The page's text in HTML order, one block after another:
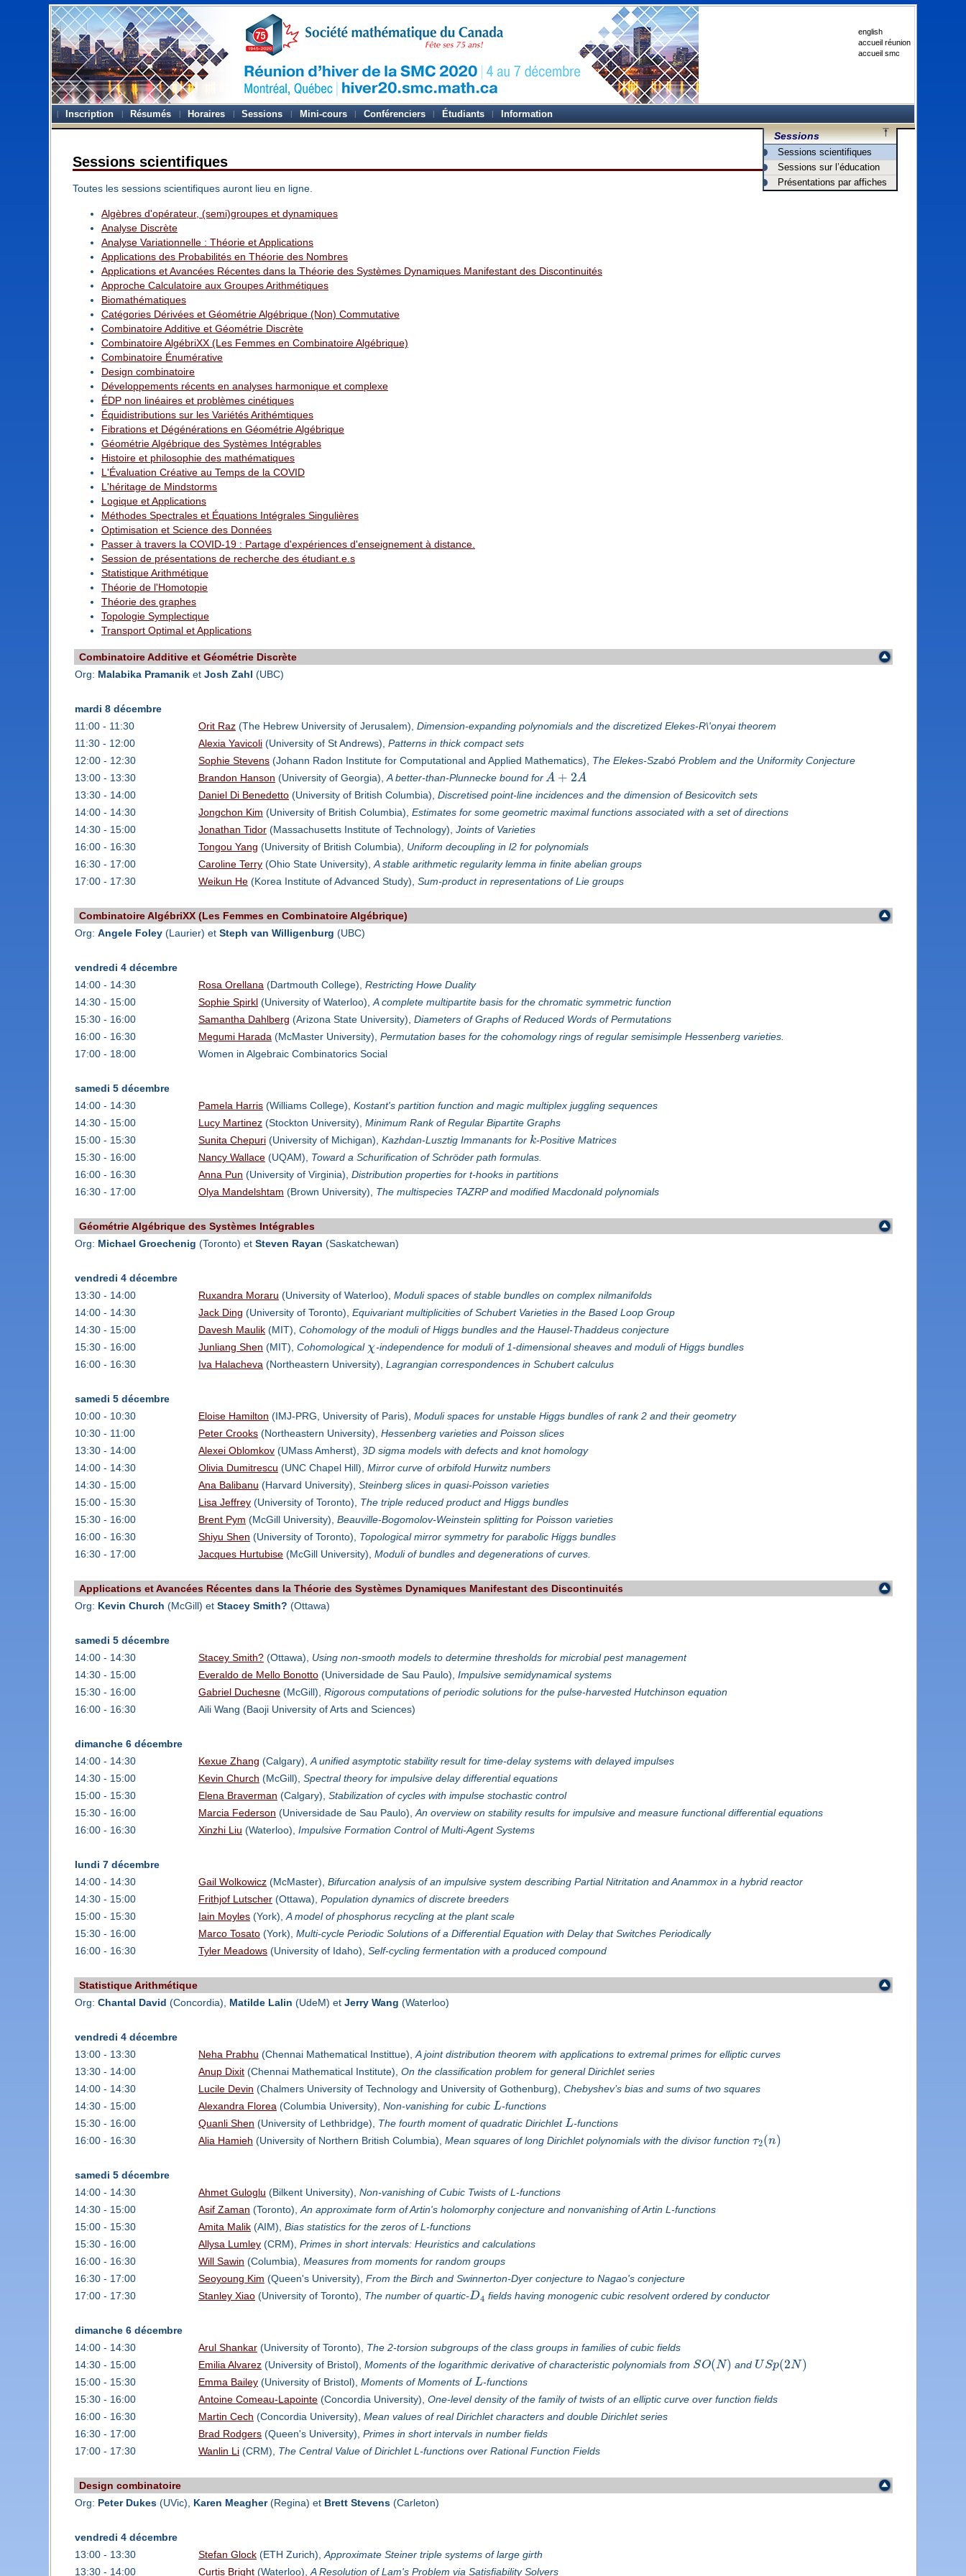
english
accueil réunion
accueil smc
Inscription Résumés Horaires Sessions Mini-cours Conférenciers Étudiants Information
Sessions
Sessions scientifiques
Sessions sur l’éducation
Présentations par affiches
Sessions scientifiques
Toutes les sessions scientifiques auront lieu en ligne.
Algèbres d'opérateur, (semi)groupes et dynamiques
Analyse Discrète
Analyse Variationnelle : Théorie et Applications
Applications des Probabilités en Théorie des Nombres
Applications et Avancées Récentes dans la Théorie des Systèmes Dynamiques Manifestant des Discontinuités
Approche Calculatoire aux Groupes Arithmétiques
Biomathématiques
Catégories Dérivées et Géométrie Algébrique (Non) Commutative
Combinatoire Additive et Géométrie Discrète
Combinatoire AlgébriXX (Les Femmes en Combinatoire Algébrique)
Combinatoire Énumérative
Design combinatoire
Développements récents en analyses harmonique et complexe
ÉDP non linéaires et problèmes cinétiques
Équidistributions sur les Variétés Arithémtiques
Fibrations et Dégénérations en Géométrie Algébrique
Géométrie Algébrique des Systèmes Intégrables
Histoire et philosophie des mathématiques
L'Évaluation Créative au Temps de la COVID
L'héritage de Mindstorms
Logique et Applications
Méthodes Spectrales et Équations Intégrales Singulières
Optimisation et Science des Données
Passer à travers la COVID-19 : Partage d'expériences d'enseignement à distance.
Session de présentations de recherche des étudiant.e.s
Statistique Arithmétique
Théorie de l'Homotopie
Théorie des graphes
Topologie Symplectique
Transport Optimal et Applications
Combinatoire Additive et Géométrie Discrète
Org: Malabika Pramaniket Josh Zahl (UBC)
mardi 8 décembre
11:00 - 11:30
Orit Raz(The Hebrew University of Jerusalem), Dimension-expanding polynomials and the discretized Elekes-R\'onyai theorem
11:30 - 12:00
Alexia Yavicoli(University of St Andrews), Patterns in thick compact sets
12:00 - 12:30
Sophie Stevens(Johann Radon Institute for Computational and Applied Mathematics), The Elekes-Szabó Problem and the Uniformity Conjecture
13:00 - 13:30
Brandon Hanson (University of Georgia),A better-than-Plunnecke bound forA + 2A
13:30 - 14:00 Daniel Di Benedetto(University of British Columbia), Discretised point-line incidences and the dimension of Besicovitch sets
14:00 - 14:30
Jongchon Kim (University of British Columbia), Estimates for some geometric maximal functions associated with a set of directions
14:30 - 15:00
Jonathan Tidor(Massachusetts Institute of Technology), Joints of Varieties
16:00 - 16:30
Tongou Yang (University of British Columbia), Uniform decoupling in l2 for polynomials
16:30 - 17:00
Caroline Terry(Ohio State University),A stable arithmetic regularity lemma in finite abelian groups
17:00 - 17:30
Weikun He(Korea Institute of Advanced Study), Sum-product in representations of Lie groups
Combinatoire AlgébriXX (Les Femmes en Combinatoire Algébrique)
Org: Angele Foley(Laurier) et Steph van Willigenburg (UBC)
vendredi 4 décembre
14:00 - 14:30
Rosa Orellana(Dartmouth College), Restricting Howe Duality
14:30 - 15:00
Sophie Spirkl(University of Waterloo),A complete multipartite basis for the chromatic symmetric function
15:30 - 16:00
Samantha Dahlberg (Arizona State University), Diameters of Graphs of Reduced Words of Permutations
16:00 - 16:30
Megumi Harada(McMaster University), Permutation bases for the cohomology rings of regular semisimple Hessenberg varieties.
17:00 - 18:00
Women in Algebraic Combinatorics Social
samedi 5 décembre
14:00 - 14:30
Pamela Harris(Williams College), Kostant's partition function and magic multiplex juggling sequences
14:30 - 15:00
Lucy Martinez(Stockton University), Minimum Rank of Regular Bipartite Graphs
15:00 - 15:30
Sunita Chepuri(University of Michigan), Kazhdan-Lusztig Immanants for k-Positive Matrices
15:30 - 16:00
Nancy Wallace(UQAM), Toward a Schurification of Schröder path formulas.
16:00 - 16:30
Anna Pun (University of Virginia), Distribution properties for t-hooks in partitions
16:30 - 17:00
Olya Mandelshtam (Brown University), The multispecies TAZRP and modified Macdonald polynomials
Géométrie Algébrique des Systèmes Intégrables
Org: Michael Groechenig (Toronto) et Steven Rayan (Saskatchewan)
vendredi 4 décembre
13:30 - 14:00
Ruxandra Moraru (University of Waterloo), Moduli spaces of stable bundles on complex nilmanifolds
14:00 - 14:30
Jack Ding (University of Toronto), Equivariant multiplicities of Schubert Varieties in the Based Loop Group
14:30 - 15:00
Davesh Maulik(MIT), Cohomology of the moduli of Higgs bundles and the Hausel-Thaddeus conjecture
15:30 - 16:00
Junliang Shen (MIT), Cohomological χ-independence for moduli of 1-dimensional sheaves and moduli of Higgs bundles
16:00 - 16:30
Iva Halacheva(Northeastern University), Lagrangian correspondences in Schubert calculus
samedi 5 décembre
10:00 - 10:30
Eloise Hamilton (IMJ-PRG, University of Paris), Moduli spaces for unstable Higgs bundles of rank 2 and their geometry
10:30 - 11:00
Peter Crooks(Northeastern University), Hessenberg varieties and Poisson slices
13:30 - 14:00
Alexei Oblomkov(UMass Amherst), 3D sigma models with defects and knot homology
14:00 - 14:30
Olivia Dumitrescu (UNC Chapel Hill), Mirror curve of orbifold Hurwitz numbers
14:30 - 15:00
Ana Balibanu (Harvard University), Steinberg slices in quasi-Poisson varieties
15:00 - 15:30
Lisa Jeffrey(University of Toronto), The triple reduced product and Higgs bundles
15:30 - 16:00
Brent Pym (McGill University), Beauville-Bogomolov-Weinstein splitting for Poisson varieties
16:00 - 16:30
Shiyu Shen (University of Toronto), Topological mirror symmetry for parabolic Higgs bundles
16:30 - 17:00
Jacques Hurtubise(McGill University), Moduli of bundles and degenerations of curves.
Applications et Avancées Récentes dans la Théorie des Systèmes Dynamiques Manifestant des Discontinuités
Org: Kevin Church (McGill) et Stacey Smith? (Ottawa)
samedi 5 décembre
14:00 - 14:30
Stacey Smith?(Ottawa), Using non-smooth models to determine thresholds for microbial pest management
14:30 - 15:00
Everaldo de Mello Bonotto(Universidade de Sau Paulo), Impulsive semidynamical systems
15:30 - 16:00
Gabriel Duchesne(McGill), Rigorous computations of periodic solutions for the pulse-harvested Hutchinson equation
16:00 - 16:30
Aili Wang (Baoji University of Arts and Sciences)
dimanche 6 décembre
14:00 - 14:30
Kexue Zhang (Calgary),A unified asymptotic stability result for time-delay systems with delayed impulses
14:30 - 15:00
Kevin Church (McGill), Spectral theory for impulsive delay differential equations
15:00 - 15:30
Elena Braverman (Calgary), Stabilization of cycles with impulse stochastic control
15:30 - 16:00
Marcia Federson (Universidade de Sau Paulo),An overview on stability results for impulsive and measure functional differential equations
16:00 - 16:30
Xinzhi Liu (Waterloo), Impulsive Formation Control of Multi-Agent Systems
lundi 7 décembre
14:00 - 14:30
Gail Wolkowicz(McMaster), Bifurcation analysis of an impulsive system describing Partial Nitritation and Anammox in a hybrid reactor
14:30 - 15:00
Frithjof Lutscher(Ottawa), Population dynamics of discrete breeders
15:00 - 15:30
Iain Moyles(York),A model of phosphorus recycling at the plant scale
15:30 - 16:00
Marco Tosato(York), Multi-cycle Periodic Solutions of a Differential Equation with Delay that Switches Periodically
16:00 - 16:30
Tyler Meadows(University of Idaho), Self-cycling fermentation with a produced compound
Statistique Arithmétique
Org: Chantal David (Concordia), Matilde Lalin (UdeM) et Jerry Wang (Waterloo)
vendredi 4 décembre
13:00 - 13:30
Neha Prabhu (Chennai Mathematical Instittue),A joint distribution theorem with applications to extremal primes for elliptic curves
13:30 - 14:00
Anup Dixit(Chennai Mathematical Institute), On the classification problem for general Dirichlet series
14:00 - 14:30
Lucile Devin (Chalmers University of Technology and University of Gothenburg), Chebyshev’s bias and sums of two squares
14:30 - 15:00
Alexandra Florea(Columbia University), Non-vanishing for cubic L-functions
15:30 - 16:00
Quanli Shen (University of Lethbridge), The fourth moment of quadratic DirichletL-functions
16:00 - 16:30
Alia Hamieh (University of Northern British Columbia), Mean squares of long Dirichlet polynomials with the divisor function τ2(n)
samedi 5 décembre
14:00 - 14:30
Ahmet Guloglu (Bilkent University), Non-vanishing of Cubic Twists of L-functions
14:30 - 15:00
Asif Zaman (Toronto),An approximate form of Artin's holomorphy conjecture and nonvanishing of Artin L-functions
15:00 - 15:30
Amita Malik(AIM), Bias statistics for the zeros of L-functions
15:30 - 16:00
Allysa Lumley(CRM), Primes in short intervals: Heuristics and calculations
16:00 - 16:30
Will Sawin (Columbia), Measures from moments for random groups
16:30 - 17:00
Seoyoung Kim (Queen's University), From the Birch and Swinnerton-Dyer conjecture to Nagao's conjecture
17:00 - 17:30
Stanley Xiao(University of Toronto), The number of quartic-D4 fields having monogenic cubic resolvent ordered by conductor
dimanche 6 décembre
14:00 - 14:30
Arul Shankar(University of Toronto), The 2-torsion subgroups of the class groups in families of cubic fields
14:30 - 15:00
Emilia Alvarez(University of Bristol), Moments of the logarithmic derivative of characteristic polynomials from SO(N) and USp(2N)
15:00 - 15:30 Emma Bailey(University of Bristol), Moments of Moments ofL-functions
15:30 - 16:00
Antoine Comeau-Lapointe(Concordia University), One-level density of the family of twists of an elliptic curve over function fields
16:00 - 16:30
Martin Cech (Concordia University), Mean values of real Dirichlet characters and double Dirichlet series
16:30 - 17:00
Brad Rodgers(Queen's University), Primes in short intervals in number fields
17:00 - 17:30
Wanlin Li(CRM), The Central Value of Dirichlet L-functions over Rational Function Fields
Design combinatoire
Org: Peter Dukes(UVic), Karen Meagher(Regina) et Brett Stevens(Carleton)
vendredi 4 décembre
13:00 - 13:30
Stefan Glock(ETH Zurich),Approximate Steiner triple systems of large girth
13:30 - 14:00
Curtis Bright(Waterloo),A Resolution of Lam's Problem via Satisfiability Solvers